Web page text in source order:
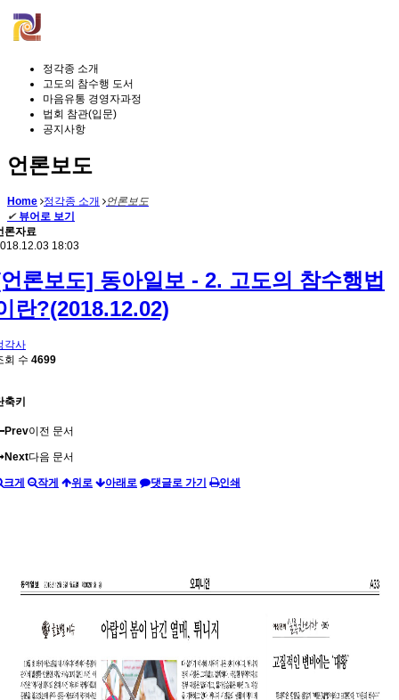
정각종 소개
고도의 참수행 도서
마음유통 경영자과정
법회 참관(입문)
공지사항
언론보도
Home 정각종 소개
언론보도
✔ 뷰어로 보기
론자료
18:03
론보도] 동아일보 - 2. 고도의 참수행법
란?(2018.12.02)
각사
회 수 4699
축키
Prev이전 문서
Next다음 문서
크게 작게 위로 아래로 댓글로 가기 인쇄